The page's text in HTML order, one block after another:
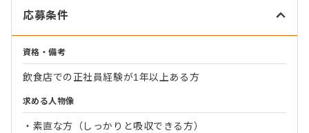
応募条件
資格・備考
飲食店での正社員経験が1年以上ある方
求める人物像
・素直な方（しっかりと吸収できる方）